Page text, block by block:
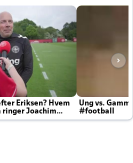
Eriksen? Hvem
ringer Joachim
Ung vs.
#football